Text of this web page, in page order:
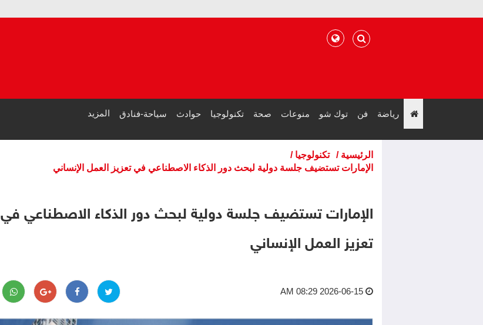
رياضة فن توك شو منوعات صحة تكنولوجيا حوادث سياحة-فنادق المزيد
الرئيسية / تكنولوجيا /
الإمارات تستضيف جلسة دولية لبحث دور الذكاء الاصطناعي في تعزيز العمل الإنساني
الإمارات تستضيف جلسة دولية لبحث دور الذكاء الاصطناعي في
تعزيز العمل الإنساني
2026-06-15 08:29 AM